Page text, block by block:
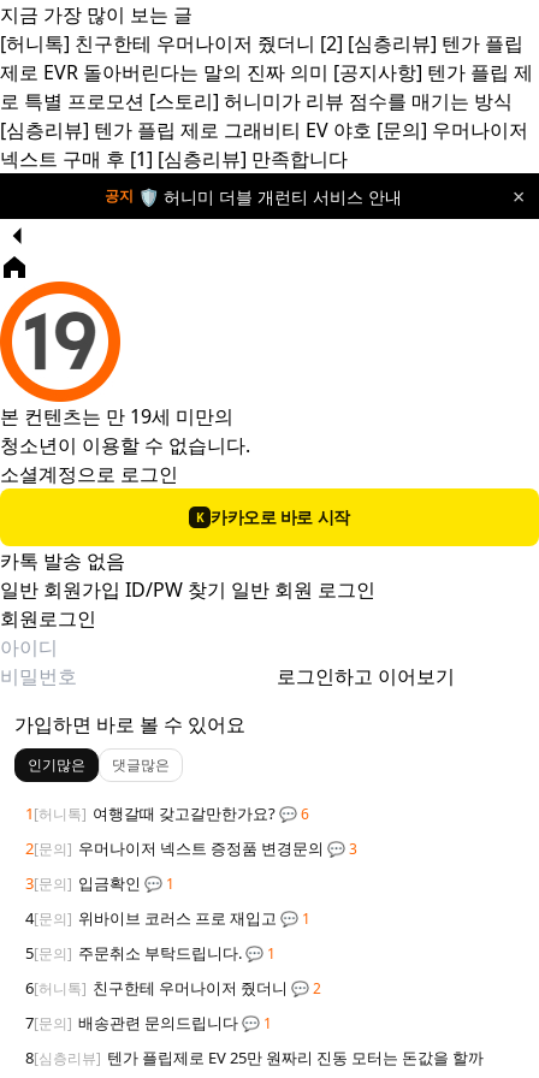
지금 가장 많이 보는 글
[허니톡] 친구한테 우머나이저 줬더니 [2] [심층리뷰] 텐가 플립
제로 EVR 돌아버린다는 말의 진짜 의미 [공지사항] 텐가 플립 제
로 특별 프로모션 [스토리] 허니미가 리뷰 점수를 매기는 방식
[심층리뷰] 텐가 플립 제로 그래비티 EV 야호 [문의] 우머나이저
넥스트 구매 후 [1] [심층리뷰] 만족합니다
공지 🛡️ 허니미 더블 개런티 서비스 안내 ×
본 컨텐츠는 만 19세 미만의
청소년이 이용할 수 없습니다.
소셜계정으로 로그인
K 카카오로 바로 시작
카톡 발송 없음
일반 회원가입 ID/PW 찾기 일반 회원 로그인
회원로그인
로그인하고 이어보기
가입하면 바로 볼 수 있어요
인기많은 댓글많은
1[허니톡] 여행갈때 갖고갈만한가요?💬 6
2[문의] 우머나이저 넥스트 증정품 변경문의 💬 3
3[문의] 입금확인 💬 1
4[문의] 위바이브 코러스 프로 재입고 💬 1
5[문의] 주문취소 부탁드립니다.💬 1
6[허니톡] 친구한테 우머나이저 줬더니 💬 2
7[문의] 배송관련 문의드립니다💬 1
8[심층리뷰] 텐가 플립제로 EV 25만 원짜리 진동 모터는 돈값을 할까